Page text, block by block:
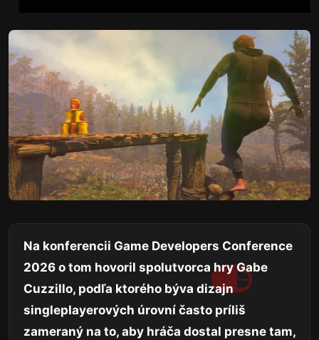
Na konferencii Game Developers Conference
2026 o tom hovoril spolutvorca hry Gabe
Cuzzillo, podľa ktorého býva dizajn
singleplayerových úrovní často príliš
zameraný na to, aby hráča dostal presne tam,